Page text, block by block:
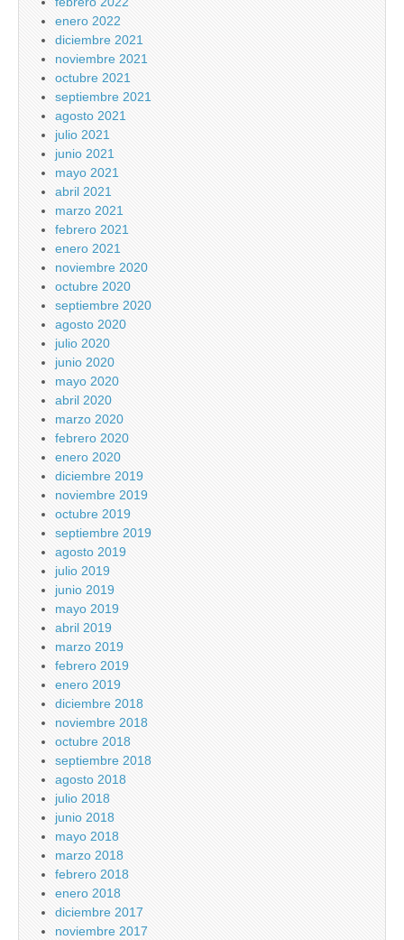
enero 2022
diciembre 2021
noviembre 2021
octubre 2021
septiembre 2021
agosto 2021
julio 2021
junio 2021
mayo 2021
abril 2021
marzo 2021
febrero 2021
enero 2021
noviembre 2020
octubre 2020
septiembre 2020
agosto 2020
julio 2020
junio 2020
mayo 2020
abril 2020
marzo 2020
febrero 2020
enero 2020
diciembre 2019
noviembre 2019
octubre 2019
septiembre 2019
agosto 2019
julio 2019
junio 2019
mayo 2019
abril 2019
marzo 2019
febrero 2019
enero 2019
diciembre 2018
noviembre 2018
octubre 2018
septiembre 2018
agosto 2018
julio 2018
junio 2018
mayo 2018
marzo 2018
febrero 2018
enero 2018
diciembre 2017
noviembre 2017